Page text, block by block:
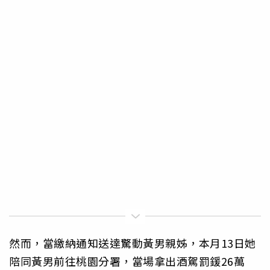
然而，當繳納通知送達驚動黃男親姊，本月13日她
陪同黃男前往桃園分署，當場拿出酒駕罰鍰26萬